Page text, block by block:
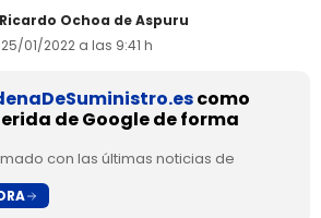
Ricardo Ochoa de Aspuru
25/01/2022 a las 9:41 h
como
de Google de forma
con las últimas noticias de